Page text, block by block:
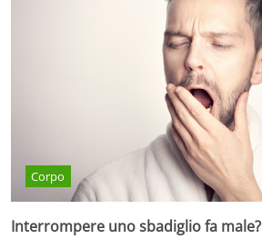
Corpo
Interrompere uno sbadiglio fa male?